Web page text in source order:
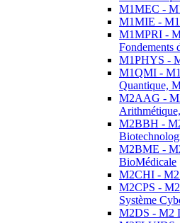
M1MEC -
M1MIE - M1
M1MPRI -
Fondements
M1PHYS -
M1QMI -
Quantique,
M2AAG -
M2BBH -
M2BME -
BioMédicale
M2CHI - M2
M2CPS -
Système
M2DS - M2